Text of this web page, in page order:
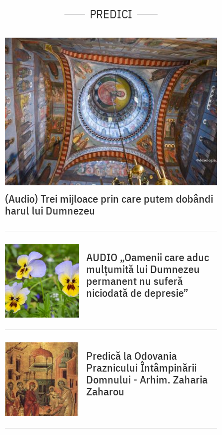
PREDICI
(Audio) Trei mijloace prin care putem dobândi
harul lui Dumnezeu
AUDIO „Oamenii care aduc
mulțumită lui Dumnezeu
permanent nu suferă
niciodată de depresie”
Predică la Odovania
Praznicului Întâmpinării
Domnului - Arhim. Zaharia
Zaharou